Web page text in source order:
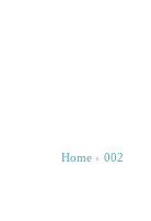
Home › 002